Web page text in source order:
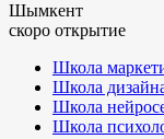
Шымкент
скоро открытие
Школа
Школа
Школа
Школа